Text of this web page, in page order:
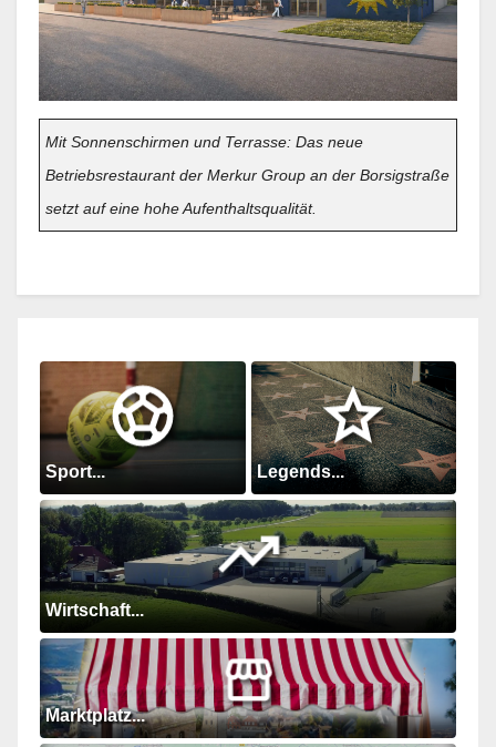
Mit Sonnenschirmen und Terrasse: Das neue
Betriebsrestaurant der Merkur Group an der Borsigstraße
setzt auf eine hohe Aufenthaltsqualität.
Sport... Legends...
Wirtschaft...
Marktplatz...